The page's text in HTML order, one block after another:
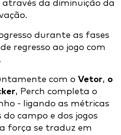
da diminuição da
durante as fases
regresso ao jogo com
com o Vetor, o
, Perch completa o
- ligando as métricas
campo e dos jogos
força se traduz em